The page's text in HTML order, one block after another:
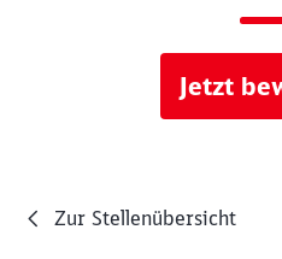
Jetzt
Zur Stellenübersicht